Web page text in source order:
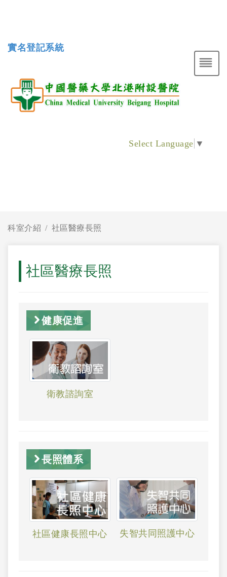
實名登記系統
Select Language ▼
科室介紹 社區醫療長照
社區醫療長照
健康促進
衛教諮詢室
長照體系
社區健康長照中心 失智共同照護中心